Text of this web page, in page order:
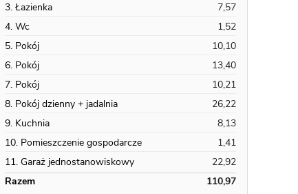
3. Łazienka
7,57
4. Wc
1,52
5. Pokój
10,10
6. Pokój
13,40
7. Pokój
10,21
8. Pokój dzienny + jadalnia
26,22
9. Kuchnia
8,13
10. Pomieszczenie gospodarcze
1,41
11. Garaż jednostanowiskowy
22,92
Razem
110,97